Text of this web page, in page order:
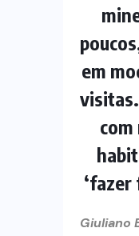
em
com
‘fazer
Giuliano